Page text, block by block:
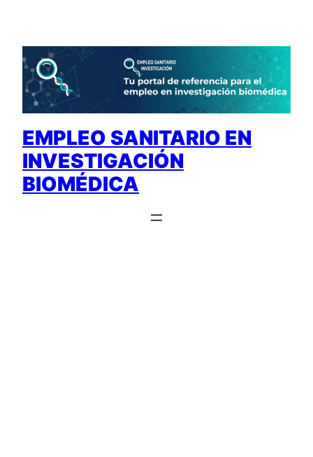
contenido
EMPLEO SANITARIO EN
INVESTIGACIÓN
BIOMÉDICA